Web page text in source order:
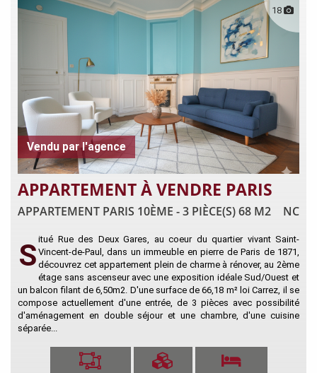
18
Vendu par l'agence
APPARTEMENT À VENDRE PARIS
APPARTEMENT PARIS 10ÈME - 3 PIÈCE(S) 68 M2 NC
S itué Rue des Deux Gares, au coeur du quartier vivant Saint-
Vincent-de-Paul, dans un immeuble en pierre de Paris de 1871,
découvrez cet appartement plein de charme à rénover, au 2ème
étage sans ascenseur avec une exposition idéale Sud/Ouest et
un balcon filant de 6,50m2. D'une surface de 66,18 m² loi Carrez, il se
compose actuellement d'une entrée, de 3 pièces avec possibilité
d'aménagement en double séjour et une chambre, d'une cuisine
séparée...